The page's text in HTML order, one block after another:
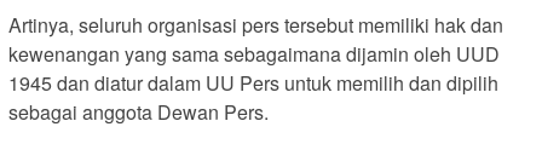
Artinya, seluruh organisasi pers tersebut memiliki hak dan
kewenangan yang sama sebagaimana dijamin oleh UUD
1945 dan diatur dalam UU Pers untuk memilih dan dipilih
sebagai anggota Dewan Pers.